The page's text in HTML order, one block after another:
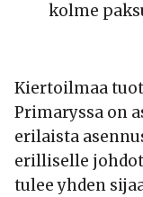
kolme
Kiertoilmaa
Primaryssa on
erilaista
erilliselle
tulee yhden